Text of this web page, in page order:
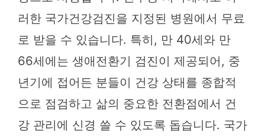
러한 국가건강검진을 지정된 병원에서 무료
로 받을 수 있습니다. 특히, 만 40세와 만
66세에는 생애전환기 검진이 제공되어, 중
년기에 접어든 분들이 건강 상태를 종합적
으로 점검하고 삶의 중요한 전환점에서 건
강 관리에 신경 쓸 수 있도록 돕습니다. 국가